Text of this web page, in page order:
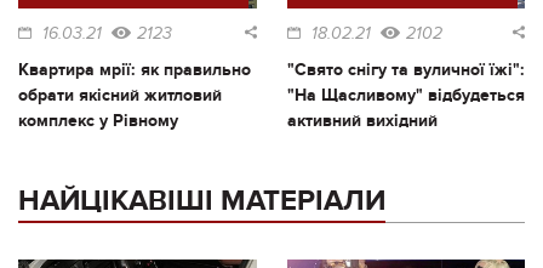
16.03.21 2123
Квартира мрії: як правильно
обрати якісний житловий
комплекс у Рівному
18.02.21 2102
"Свято снігу та вуличної їжі":
"На Щасливому" відбудеться
активний вихідний
НАЙЦІКАВІШІ МАТЕРІАЛИ